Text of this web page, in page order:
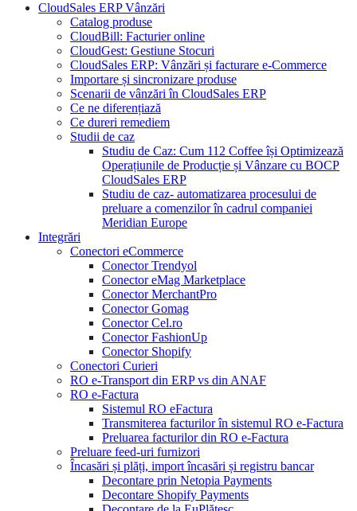
CloudSales ERP Vânzări
Catalog produse
CloudBill: Facturier online
CloudGest: Gestiune Stocuri
CloudSales ERP: Vânzări și facturare e-Commerce
Importare și sincronizare produse
Scenarii de vânzări în CloudSales ERP
Ce ne diferențiază
Ce dureri remediem
Studii de caz
Studiu de Caz: Cum 112 Coffee își Optimizează
Operațiunile de Producție și Vânzare cu BOCP
CloudSales ERP
Studiu de caz- automatizarea procesului de
preluare a comenzilor în cadrul companiei
Meridian Europe
Integrări
Conectori eCommerce
Conector Trendyol
Conector eMag Marketplace
Conector MerchantPro
Conector Gomag
Conector Cel.ro
Conector FashionUp
Conector Shopify
Conectori Curieri
RO e-Transport din ERP vs din ANAF
RO e-Factura
Sistemul RO eFactura
Transmiterea facturilor în sistemul RO e-Factura
Preluarea facturilor din RO e-Factura
Preluare feed-uri furnizori
Încasări și plăți, import încasări și registru bancar
Decontare prin Netopia Payments
Decontare Shopify Payments